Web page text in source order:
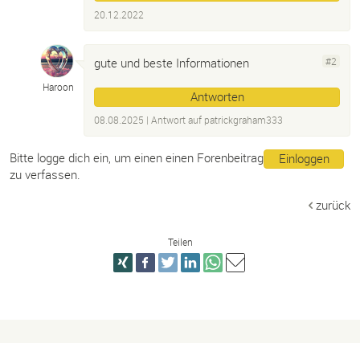
20.12.2022
Haroon
#2
gute und beste Informationen
Antworten
08.08.2025 | Antwort auf patrickgraham333
Einloggen
Bitte logge dich ein, um einen einen Forenbeitrag
zu verfassen.
zurück
Teilen